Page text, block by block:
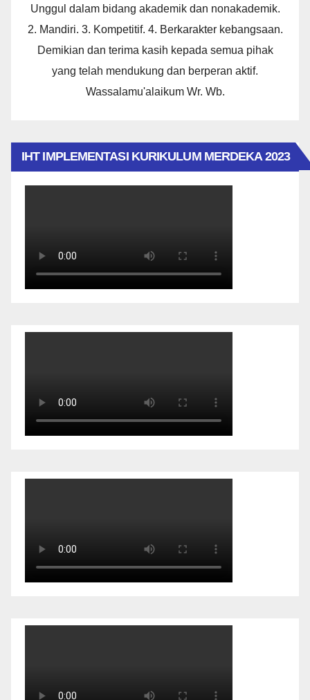
Unggul dalam bidang akademik dan nonakademik.
2. Mandiri. 3. Kompetitif. 4. Berkarakter kebangsaan.
Demikian dan terima kasih kepada semua pihak
yang telah mendukung dan berperan aktif.
Wassalamu'alaikum Wr. Wb.
IHT IMPLEMENTASI KURIKULUM MERDEKA 2023